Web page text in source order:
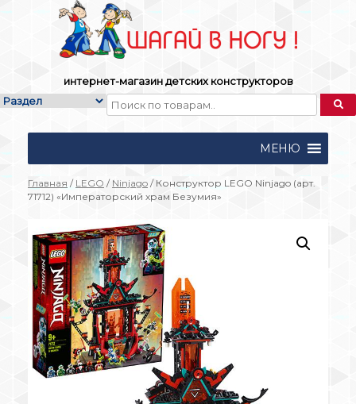
интернет-магазин детских конструкторов
МЕНЮ
Главная / LEGO / Ninjago / Конструктор LEGO Ninjago (арт.
71712) «Императорский храм Безумия»